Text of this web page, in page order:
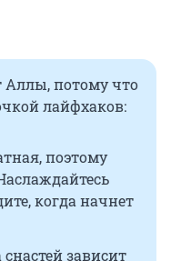
Аллы, потому что
лайфхаков:
поэтому
когда начнет
зависит